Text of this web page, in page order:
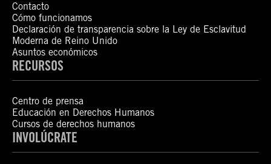
Contacto
Cómo funcionamos
Declaración de transparencia sobre la Ley de Esclavitud
Moderna de Reino Unido
Asuntos económicos
RECURSOS
Centro de prensa
Educación en Derechos Humanos
Cursos de derechos humanos
INVOLÚCRATE